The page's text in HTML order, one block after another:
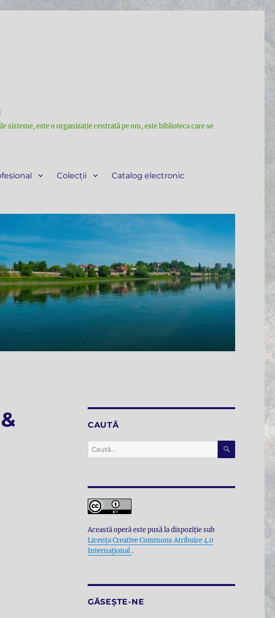
este o organizație centrată pe om, este biblioteca care se
Colecții Catalog electronic
CAUTĂ
Caută
după:
CĂUTARE
Această operă este pusă la dispoziţie sub
Licenţa Creative Commons Atribuire 4.0
Internațional .
GĂSEȘTE-NE